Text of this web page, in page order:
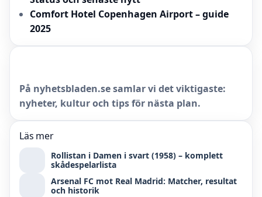
Comfort Hotel Copenhagen Airport – guide
2025
På nyhetsbladen.se samlar vi det viktigaste:
nyheter, kultur och tips för nästa plan.
Läs mer
Rollistan i Damen i svart (1958) – komplett
skådespelarlista
Arsenal FC mot Real Madrid: Matcher, resultat
och historik